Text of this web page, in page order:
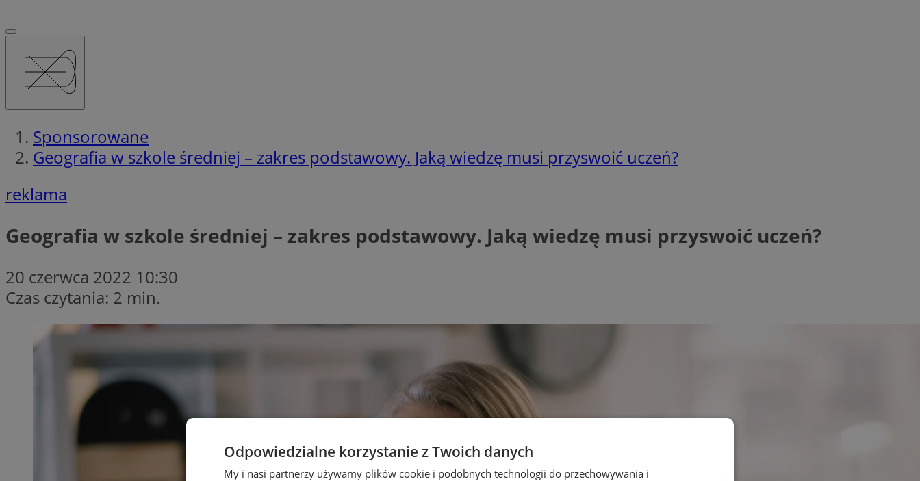
Sponsorowane
Geografia w szkole średniej – zakres podstawowy. Jaką wiedzę musi przyswoić uczeń?
reklama
Geografia w szkole średniej – zakres podstawowy. Jaką wiedzę musi przyswoić uczeń?
20 czerwca 2022 10:30
Czas czytania: 2 min.
Odpowiedzialne korzystanie z Twoich danych
My i nasi partnerzy używamy plików cookie i podobnych technologii do przechowywania i